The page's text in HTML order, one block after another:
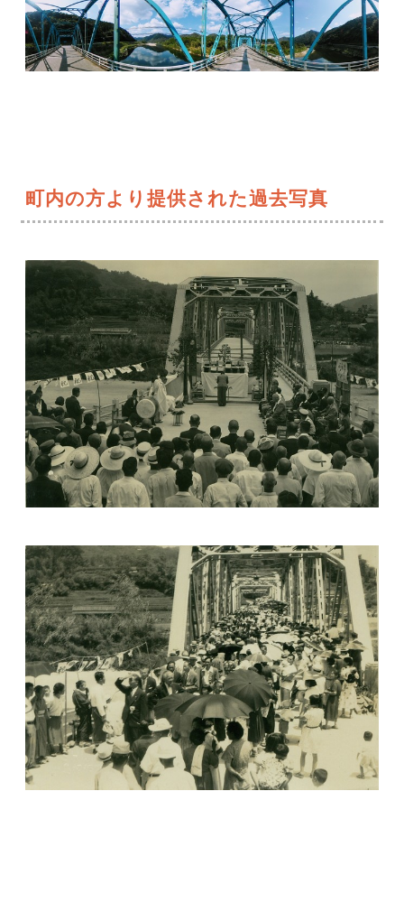
町内の方より提供された過去写真